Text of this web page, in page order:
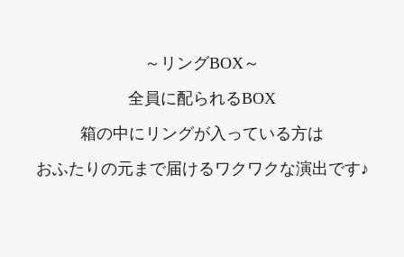
～リングBOX～
全員に配られるBOX
箱の中にリングが入っている方は
おふたりの元まで届けるワクワクな演出です♪